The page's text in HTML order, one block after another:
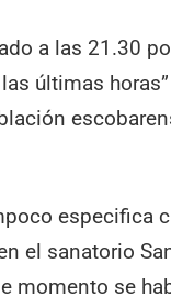
a las 21.30
últimas
especifica
el sanatorio
momento se